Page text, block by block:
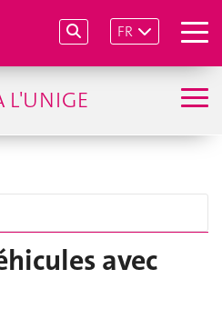
FR
L'UNIGE
avec